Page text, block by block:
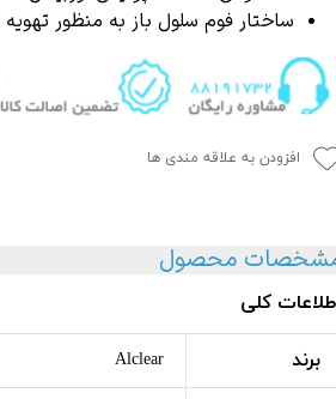
ساختار فوم سلول باز به منظور تهویه
افزودن به علاقه مندی ها
محصول
کلی
برند Alclear